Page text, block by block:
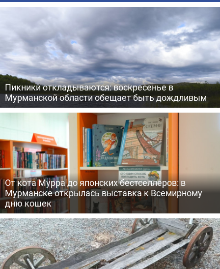
Пикники откладываются: воскресенье в
Мурманской области обещает быть дождливым
От кота Мурра до японских бестселлеров: в
Мурманске открылась выставка к Всемирному
дню кошек